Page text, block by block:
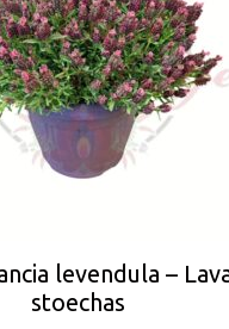
levendula –
stoechas